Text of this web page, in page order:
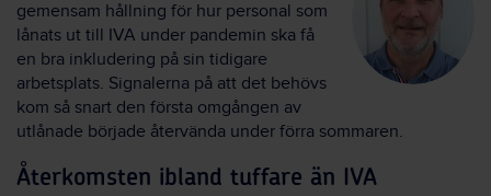
gemensam hållning för hur personal som
lånats ut till IVA under pandemin ska få
en bra inkludering på sin tidigare
arbetsplats. Signalerna på att det behövs
kom så snart den första omgången av
utlånade började återvända under förra sommaren.
Återkomsten ibland tuffare än IVA